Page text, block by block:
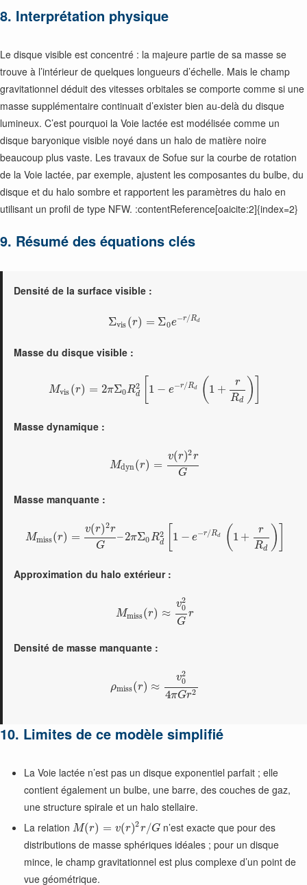
8. Interprétation physique
Le disque visible est concentré : la majeure partie de sa masse se
trouve à l’intérieur de quelques longueurs d’échelle. Mais le champ
gravitationnel déduit des vitesses orbitales se comporte comme si une
masse supplémentaire continuait d’exister bien au-delà du disque
lumineux. C’est pourquoi la Voie lactée est modélisée comme un
disque baryonique visible noyé dans un halo de matière noire
beaucoup plus vaste. Les travaux de Sofue sur la courbe de rotation
de la Voie lactée, par exemple, ajustent les composantes du bulbe, du
disque et du halo sombre et rapportent les paramètres du halo en
utilisant un profil de type NFW. :contentReference[oaicite:2]{index=2}
9. Résumé des équations clés
Densité de la surface visible :
Σvis (r) = Σ0e−r/Rd
Masse du disque visible :
Mvis (r) = 2πΣ0R2
d 1 − e−r/Rd ( 1 +
r
Rd )
Masse dynamique :
Mdyn(r) =
v(r)2r
G
Masse manquante :
Mmiss(r) =
v(r)2r
G
–2πΣ0R2
d 1 − e−r/Rd ( 1 +
r
Rd )
Approximation du halo extérieur :
Mmiss(r) ≈
v2
0
G
r
Densité de masse manquante :
ρmiss(r) ≈
v2
0
4πGr2
10. Limites de ce modèle simplifié
La Voie lactée n’est pas un disque exponentiel parfait ; elle
contient également un bulbe, une barre, des couches de gaz,
une structure spirale et un halo stellaire.
La relation M(r) = v(r)2r/G n’est exacte que pour des
distributions de masse sphériques idéales ; pour un disque
mince, le champ gravitationnel est plus complexe d’un point de
vue géométrique.